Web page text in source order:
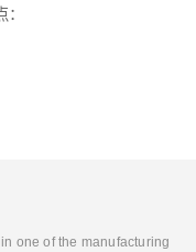
one of the manufacturing